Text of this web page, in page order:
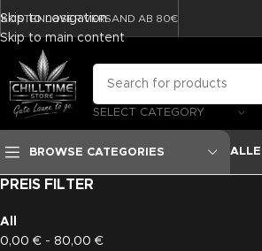
Skip to navigation
Skip to main content
KOSTENLOSER VERSAND AB 80€
SELECT CATEGORY
BROWSE CATEGORIES
PREIS FILTER
All
0,00 € - 80,00 €